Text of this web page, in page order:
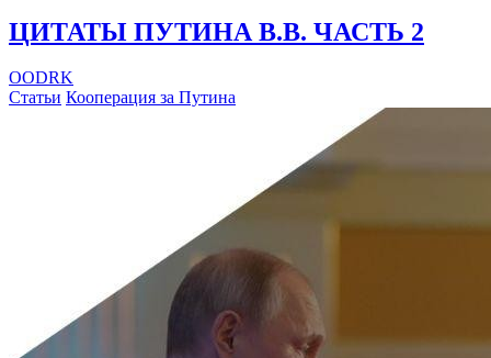
ЦИТАТЫ ПУТИНА В.В. ЧАСТЬ 2
OODRK
Статьи Кооперация за Путина